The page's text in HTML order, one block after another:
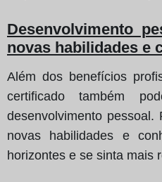
Desenvolvimento
novas habilidades e
Além dos benefícios
certificado também
desenvolvimento
novas habilidades e
horizontes e se sinta mais